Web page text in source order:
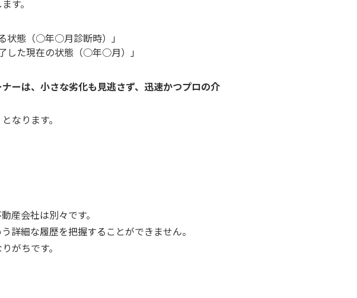
す。
状態（○年○月診断時）」
した現在の状態（○年○月）」
ーは、小さな劣化も見逃さず、迅速かつプロの介
なります。
産会社は別々です。
詳細な履歴を把握することができません。
がちです。